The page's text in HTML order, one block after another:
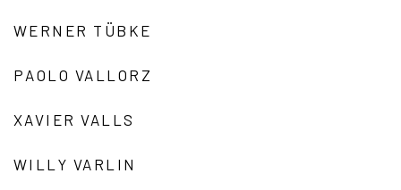
WERNER TÜBKE
PAOLO VALLORZ
XAVIER VALLS
WILLY VARLIN